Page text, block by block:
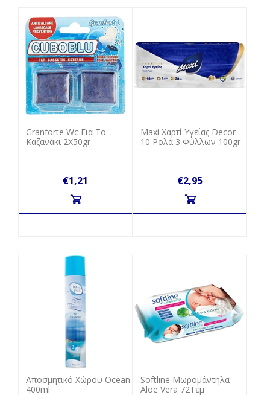
Granforte Wc Για Το
Καζανάκι 2Χ50gr
€1,21
Maxi Χαρτί Υγείας Decor
10 Ρολά 3 Φύλλων 100gr
€2,95
Αποσμητικό Χώρου Ocean
400ml
Softline Μωρομάντηλα
Aloe Vera 72Τεμ